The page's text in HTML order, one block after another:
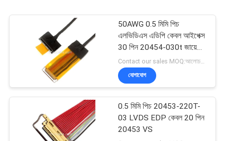
50AWG 0.5 মিমি পিচ
এলভিডিএস এডিপি কেবল আইপেক্স
30 পিন 20454-030t জায়ে
ফাই-ডি 44c2-ই
যোগাযোগ
0.5 মিমি পিচ 20453-220T-
03 LVDS EDP কেবল 20 পিন
20453 VS